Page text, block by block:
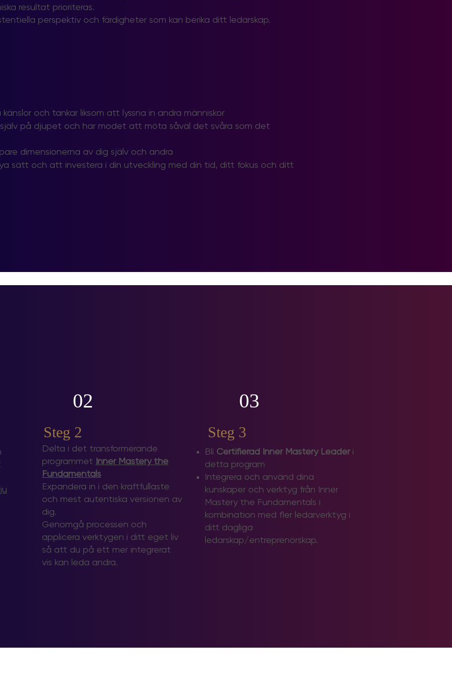
resultat prioriteras.
perspektiv och färdigheter som kan berika ditt ledarskap.
och tankar liksom att lyssna in andra människor
på djupet och har modet att möta såväl det svåra som det
dimensionerna av dig själv och andra
sätt och att investera i din utveckling med din tid, ditt fokus och ditt
02
Steg 2
Delta i det transformerande
programmet
Inner Mastery the
Fundamentals
Expandera in i den kraftfullaste
och mest autentiska versionen av
dig.
​Genomgå processen och
applicera verktygen i ditt eget liv
så att du på ett mer integrerat
vis kan leda andra.
03
Steg 3
Bli Certifierad Inner Mastery Leader i
detta program
Integrera och använd dina
kunskaper och verktyg från Inner
Mastery the Fundamentals i
kombination med fler ledarverktyg i
ditt dagliga
ledarskap/entreprenörskap.